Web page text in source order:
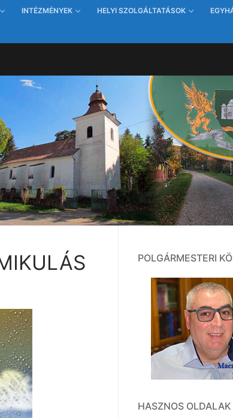
INTÉZMÉNYEK HELYI SZOLGÁLTATÁSOK
POLGÁRMESTERI
HASZNOS OLDALAK